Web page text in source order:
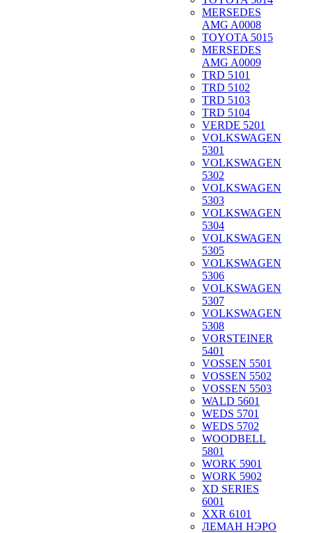
MERSEDES
AMG A0008
TOYOTA 5015
MERSEDES
AMG A0009
TRD 5101
TRD 5102
TRD 5103
TRD 5104
VERDE 5201
VOLKSWAGEN
5301
VOLKSWAGEN
5302
VOLKSWAGEN
5303
VOLKSWAGEN
5304
VOLKSWAGEN
5305
VOLKSWAGEN
5306
VOLKSWAGEN
5307
VOLKSWAGEN
5308
VORSTEINER
5401
VOSSEN 5501
VOSSEN 5502
VOSSEN 5503
WALD 5601
WEDS 5701
WEDS 5702
WOODBELL
5801
WORK 5901
WORK 5902
XD SERIES
6001
XXR 6101
ЛЕМАН НЭРО